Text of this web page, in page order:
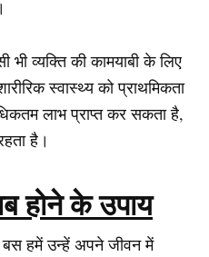
व्यक्ति की कामयाबी के लिए
स्वास्थ्य को प्राथमिकता
लाभ प्राप्त कर सकता है,
है।
होने के उपाय
हमें उन्हें अपने जीवन में